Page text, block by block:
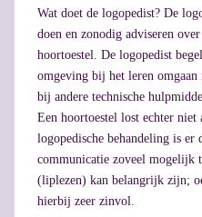
Wat doet de logopedist? De
doen en zonodig adviseren over
hoortoestel. De logopedist
omgeving bij het leren omgaan
bij andere technische
Een hoortoestel lost echter
logopedische behandeling is er
communicatie zoveel mogelijk
(liplezen) kan belangrijk zijn;
hierbij zeer zinvol.